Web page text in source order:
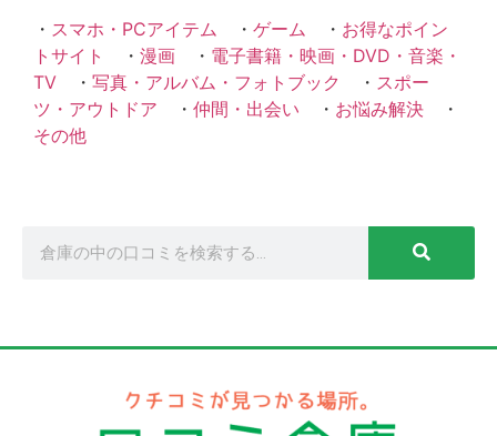
・ スマホ・PCアイテム ・ ゲーム ・ お得なポイン
トサイト
・ 漫画 ・ 電子書籍・映画・DVD・音楽・
TV ・ 写真・アルバム・フォトブック ・ スポー
ツ・アウトドア ・ 仲間・出会い ・ お悩み解決 ・
その他